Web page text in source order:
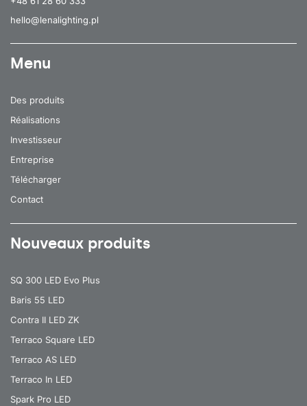
hello@lenalighting.pl
Menu
Des produits
Réalisations
Investisseur
Entreprise
Télécharger
Contact
Nouveaux produits
SQ 300 LED Evo Plus
Baris 55 LED
Contra II LED ZK
Terraco Square LED
Terraco AS LED
Terraco In LED
Spark Pro LED